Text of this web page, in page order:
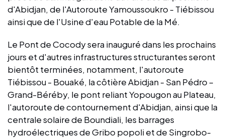
d'Abidjan, de l'Autoroute Yamoussoukro - Tiébissou
ainsi que de l'Usine d'eau Potable de la Mé.
Le Pont de Cocody sera inauguré dans les prochains
jours et d'autres infrastructures structurantes seront
bientôt terminées, notamment, l'autoroute
Tiébissou - Bouaké, la côtière Abidjan - San Pédro –
Grand-Béréby, le pont reliant Yopougon au Plateau,
l'autoroute de contournement d'Abidjan, ainsi que la
centrale solaire de Boundiali, les barrages
hydroélectriques de Gribo popoli et de Singrobo-